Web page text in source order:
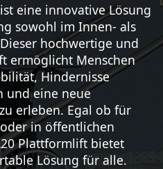
eine innovative Lösung
sowohl im Innen- als
hochwertige und
ermöglicht Menschen
Hindernisse
und eine neue
erleben. Egal ob für
in öffentlichen
Plattformlift bietet
Lösung für alle.